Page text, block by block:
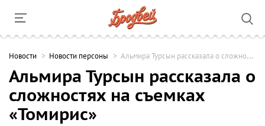
Новости Новости персоны Альмира Турсын рассказала о сложностях на съемках «Томирис»
Альмира Турсын рассказала о
сложностях на съемках
«Томирис»